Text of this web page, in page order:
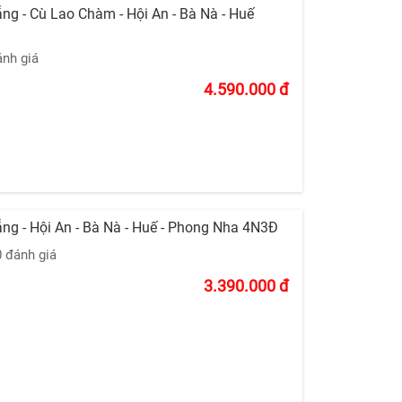
- Cù Lao Chàm - Hội An - Bà Nà - Huế
giá
4.590.000đ
- Hội An - Bà Nà - Huế - Phong Nha 4N3Đ
đánh giá
3.390.000đ